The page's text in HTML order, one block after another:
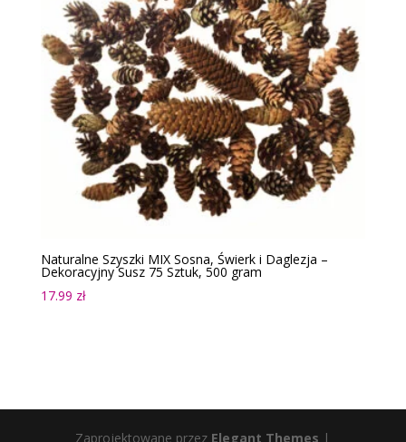
Naturalne Szyszki MIX Sosna, Świerk i Daglezja –
Dekoracyjny Susz 75 Sztuk, 500 gram
17.99 zł
Zaprojektowane przez Elegant Themes |